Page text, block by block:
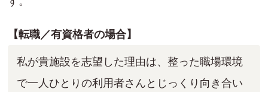
【転職／有資格者の場合】
私が貴施設を志望した理由は、整った職場環境
で一人ひとりの利用者さんとじっくり向き合い